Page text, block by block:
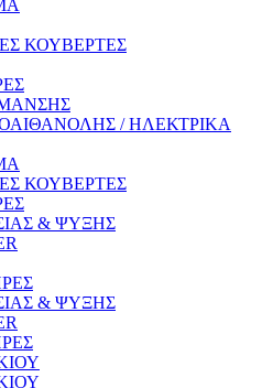
ΚΟΥΒΕΡΤΕΣ
/ ΗΛΕΚΤΡΙΚΑ
ΚΟΥΒΕΡΤΕΣ
& ΨΥΞΗΣ
& ΨΥΞΗΣ